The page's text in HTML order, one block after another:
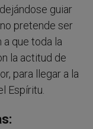
guiar
pretende ser
a que toda la
la actitud de
para llegar a la
Espíritu.